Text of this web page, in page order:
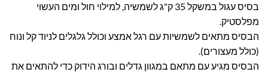
בסיס עגול במשקל 35 ק"ג לשמשיה, למילוי חול ומים העשוי
מפלסטיק.
הבסיס מתאים לשמשיות עם רגל אמצע וכולל גלגלים לניוד קל ונוח
(כולל מעצורים).
הבסיס מגיע עם מתאם במגוון גדלים ובורג הידוק כדי להתאים את